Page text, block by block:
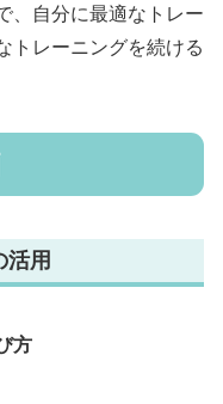
、自分に最適なトレー
トレーニングを続ける
活用
方